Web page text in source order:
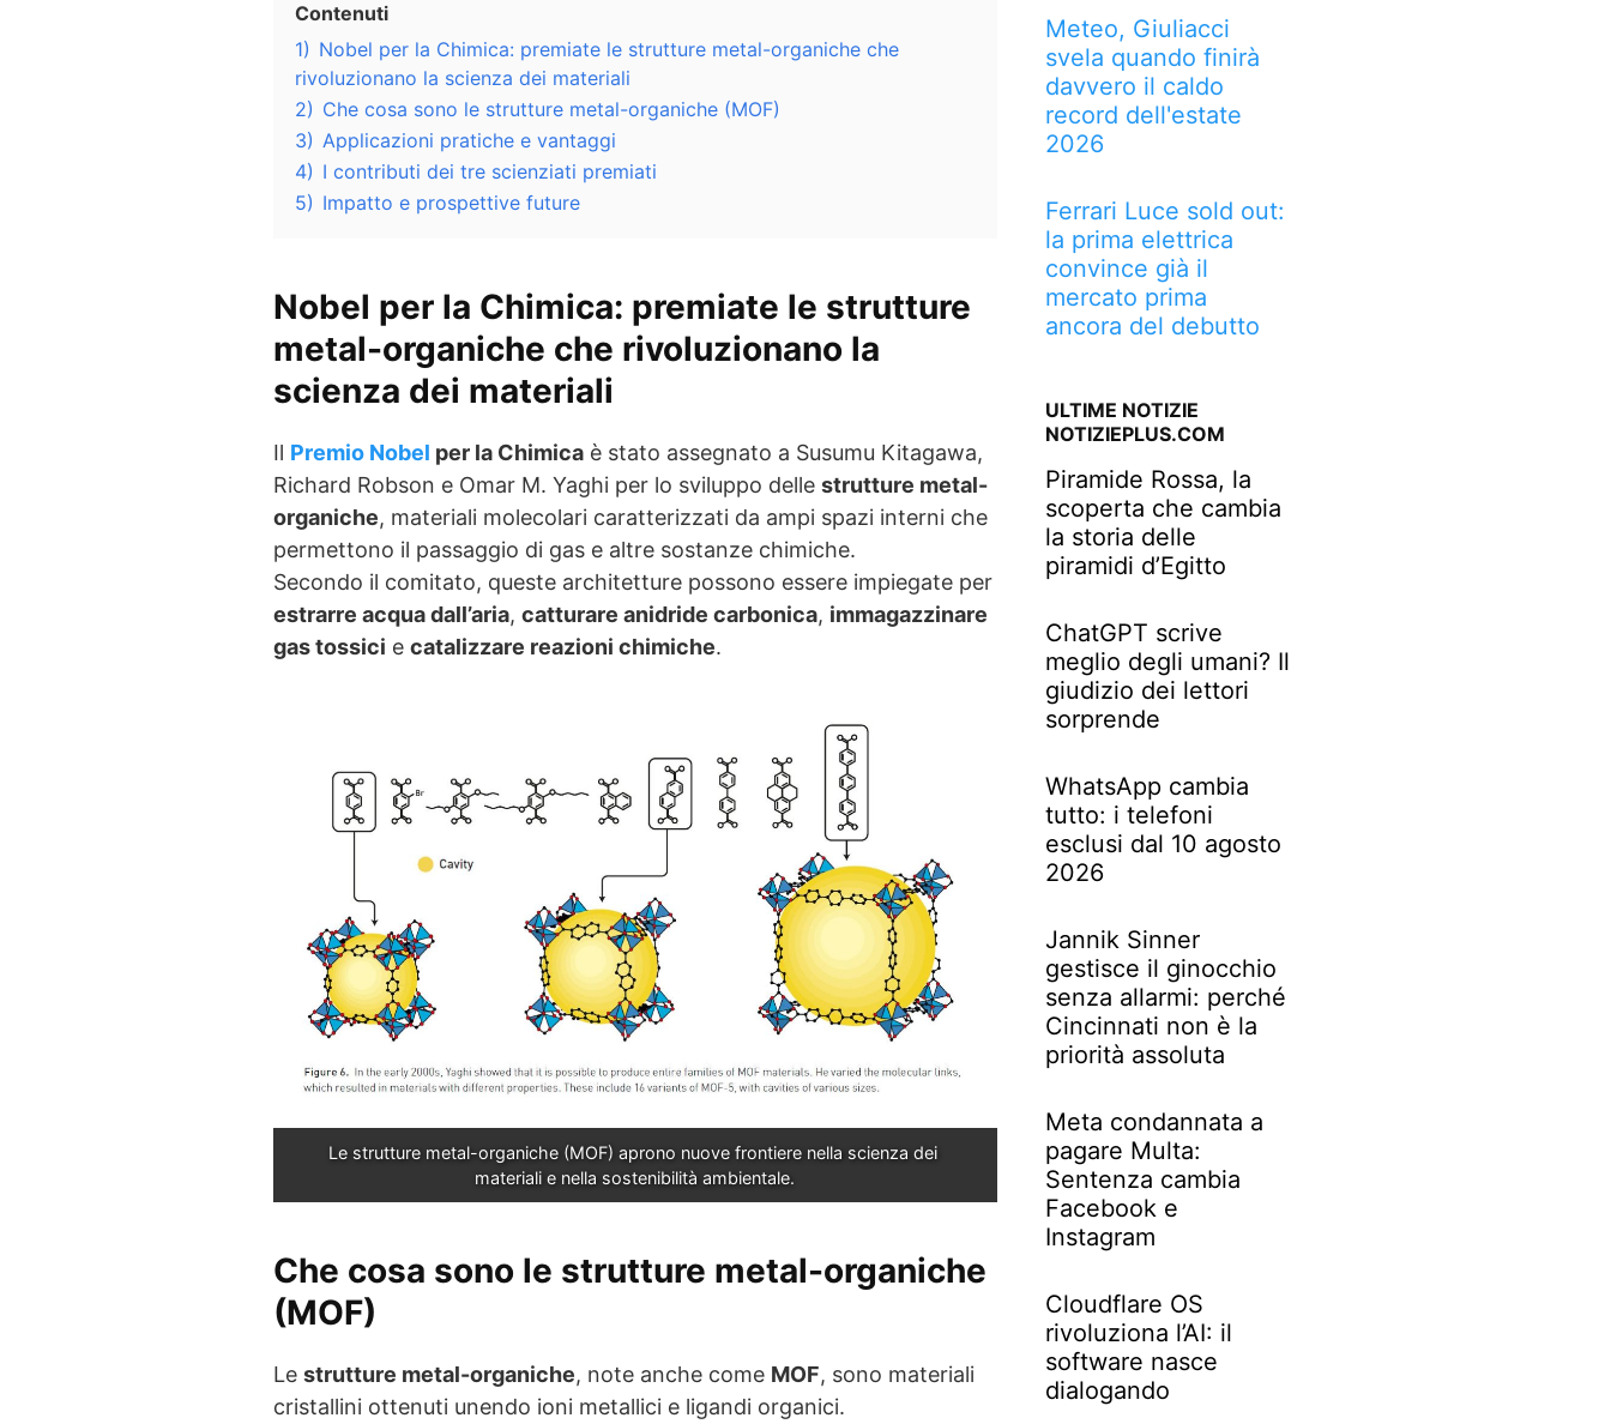
Contenuti
1) Nobel per la Chimica: premiate le strutture metal-organiche che
rivoluzionano la scienza dei materiali
2) Che cosa sono le strutture metal-organiche (MOF)
3) Applicazioni pratiche e vantaggi
4) I contributi dei tre scienziati premiati
5) Impatto e prospettive future
Nobel per la Chimica: premiate le strutture
metal-organiche che rivoluzionano la
scienza dei materiali
Il Premio Nobel per la Chimica è stato assegnato a Susumu Kitagawa,
Richard Robson e Omar M. Yaghi per lo sviluppo delle strutture metal-
organiche, materiali molecolari caratterizzati da ampi spazi interni che
permettono il passaggio di gas e altre sostanze chimiche.
Secondo il comitato, queste architetture possono essere impiegate per
estrarre acqua dall’aria, catturare anidride carbonica, immagazzinare
gas tossici e catalizzare reazioni chimiche.
Le strutture metal-organiche (MOF) aprono nuove frontiere nella scienza dei
materiali e nella sostenibilità ambientale.
Che cosa sono le strutture metal-organiche
(MOF)
Le strutture metal-organiche, note anche come MOF, sono materiali
cristallini ottenuti unendo ioni metallici e ligandi organici.
Meteo, Giuliacci
svela quando finirà
davvero il caldo
record dell'estate
2026
Ferrari Luce sold out:
la prima elettrica
convince già il
mercato prima
ancora del debutto
ULTIME NOTIZIE
NOTIZIEPLUS.COM
Piramide Rossa, la
scoperta che cambia
la storia delle
piramidi d’Egitto
ChatGPT scrive
meglio degli umani? Il
giudizio dei lettori
sorprende
WhatsApp cambia
tutto: i telefoni
esclusi dal 10 agosto
2026
Jannik Sinner
gestisce il ginocchio
senza allarmi: perché
Cincinnati non è la
priorità assoluta
Meta condannata a
pagare Multa:
Sentenza cambia
Facebook e
Instagram
Cloudflare OS
rivoluziona l’AI: il
software nasce
dialogando